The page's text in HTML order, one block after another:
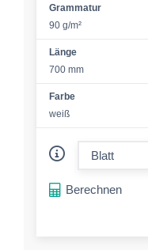
Grammatur
90 g/m²
Länge
700 mm
Farbe
weiß
Berechnen